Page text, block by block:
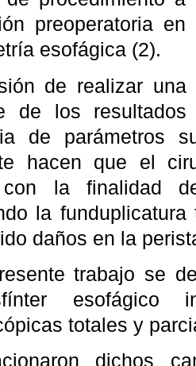
preoperatoria
esofágica (2).
de realizar una
de los
de parámetros
hacen que el
la finalidad
la
daños en la
trabajo se
esofágico
totales y
dichos